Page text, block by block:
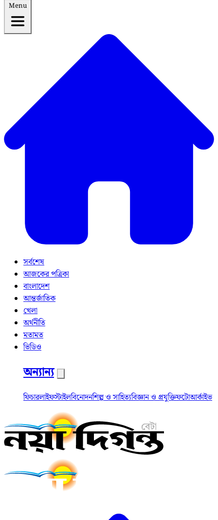
Menu
সর্বশেষ
আজকের পত্রিকা
বাংলাদেশ
আন্তর্জাতিক
খেলা
অর্থনীতি
মতামত
ভিডিও
অন্যান্য
ফিচারলাইফস্টাইলবিনোদনশিল্প ও সাহিত্যবিজ্ঞান ও প্রযুক্তিফটোআর্কাইভ